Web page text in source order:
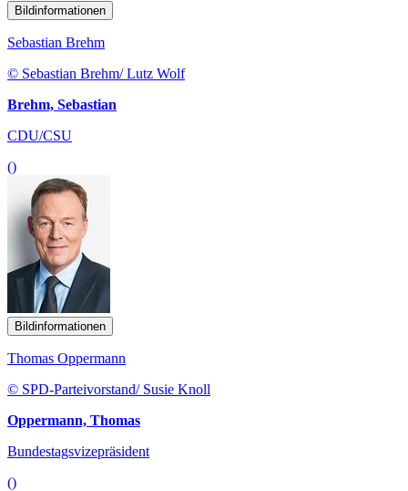
Bildinformationen
Sebastian Brehm
© Sebastian Brehm/ Lutz Wolf
Brehm, Sebastian
CDU/CSU
()
Bildinformationen
Thomas Oppermann
© SPD-Parteivorstand/ Susie Knoll
Oppermann, Thomas
Bundestagsvizepräsident
()